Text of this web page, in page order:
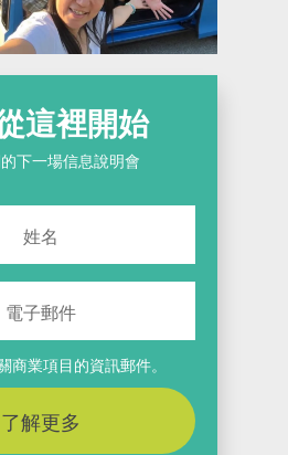
商業項目的資訊郵件。
了解更多
這裡開始
下一場信息說明會